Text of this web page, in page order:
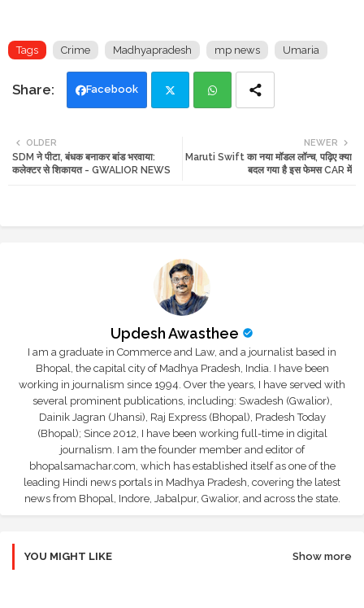
Tags Crime Madhyapradesh mp news Umaria
Facebook
ats
NEWER
Maruti Swift का नया मॉडल लॉन्च, पढ़िए क्या
बदल गया है इस फेमस CAR में
OLDER
SDM ने पीटा, बंधक बनाकर बांड भरवाया:
कलेक्टर से शिकायत - GWALIOR NEWS
Updesh Awasthee
I am a graduate in Commerce and Law, and a journalist based in
Bhopal, the capital city of Madhya Pradesh, India. I have been
working in journalism since 1994. Over the years, I have served with
several prominent publications, including: Swadesh (Gwalior),
Dainik Jagran (Jhansi), Raj Express (Bhopal), Pradesh Today
(Bhopal); Since 2012, I have been working full-time in digital
journalism. I am the founder member and editor of
bhopalsamachar.com, which has established itself as one of the
leading Hindi news portals in Madhya Pradesh, covering the latest
news from Bhopal, Indore, Jabalpur, Gwalior, and across the state.
YOU MIGHT LIKE Show more